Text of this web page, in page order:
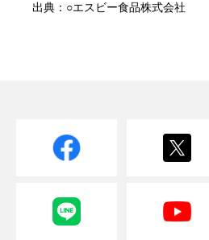
出典：○エスビー食品株式会社